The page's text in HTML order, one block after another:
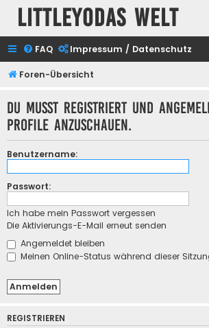
Littleyodas Welt
FAQ Impressum / Datenschutz
Foren-Übersicht
Du musst registriert und
Profile anzuschauen.
Benutzername:
Passwort:
Ich habe mein Passwort vergessen
Die Aktivierungs-E-Mail erneut senden
Angemeldet bleiben
Meinen Online-Status während dieser
REGISTRIEREN